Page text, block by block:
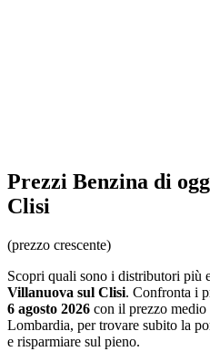
Prezzi Benzina di
Clisi
(prezzo crescente)
Scopri quali sono i distributori più
Villanuova sul Clisi. Confronta i
6 agosto 2026 con il prezzo medio
Lombardia, per trovare subito la
e risparmiare sul pieno.